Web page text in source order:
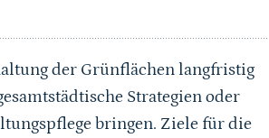
der Grünflächen langfristig
Strategien oder
bringen. Ziele für die